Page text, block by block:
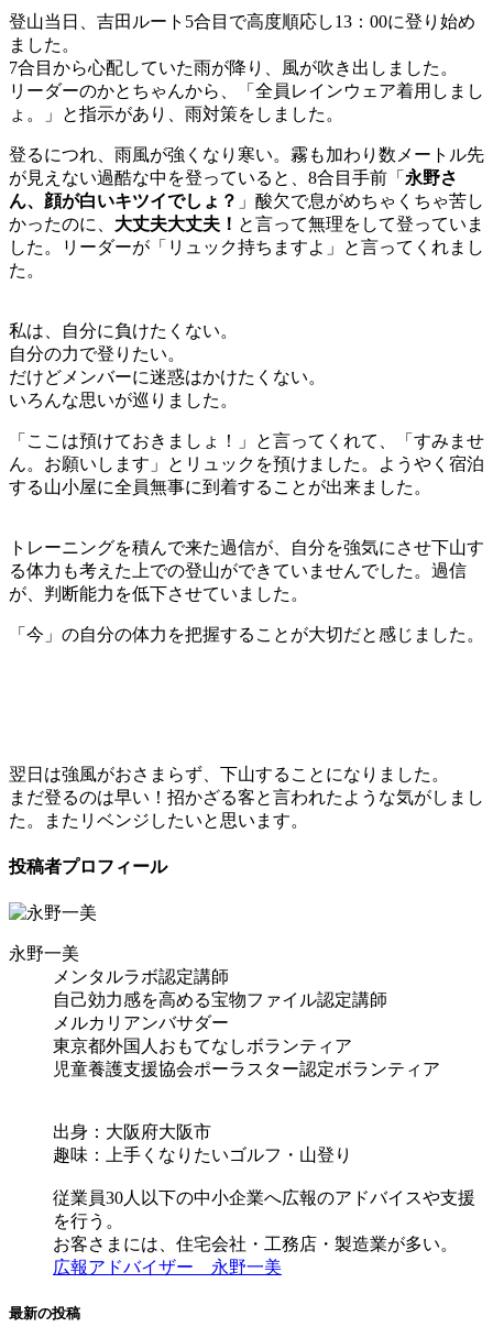
登山当日、吉田ルート5合目で高度順応し13：00に登り始め
ました。
7合目から心配していた雨が降り、風が吹き出しました。
リーダーのかとちゃんから、「全員レインウェア着用しまし
ょ。」と指示があり、雨対策をしました。
登るにつれ、雨風が強くなり寒い。霧も加わり数メートル先
が見えない過酷な中を登っていると、8合目手前「 永野さ
ん、顔が白いキツイでしょ？ 」酸欠で息がめちゃくちゃ苦し
かったのに、 大丈夫大丈夫！ と言って無理をして登っていま
した。リーダーが「リュック持ちますよ」と言ってくれまし
た。
私は、自分に負けたくない。
自分の力で登りたい。
だけどメンバーに迷惑はかけたくない。
いろんな思いが巡りました。
「ここは預けておきましょ！」と言ってくれて、「すみませ
ん。お願いします」とリュックを預けました。ようやく宿泊
する山小屋に全員無事に到着することが出来ました。
トレーニングを積んで来た過信が、自分を強気にさせ下山す
る体力も考えた上での登山ができていませんでした。過信
が、判断能力を低下させていました。
「今」の自分の体力を把握することが大切だと感じました。
翌日は強風がおさまらず、下山することになりました。
まだ登るのは早い！招かざる客と言われたような気がしまし
た。またリベンジしたいと思います。
投稿者プロフィール
永野一美
メンタルラボ認定講師
自己効力感を高める宝物ファイル認定講師
メルカリアンバサダー
東京都外国人おもてなしボランティア
児童養護支援協会ポーラスター認定ボランティア
出身：大阪府大阪市
趣味：上手くなりたいゴルフ・山登り
従業員30人以下の中小企業へ広報のアドバイスや支援
を行う。
お客さまには、住宅会社・工務店・製造業が多い。
広報アドバイザー 永野一美
最新の投稿